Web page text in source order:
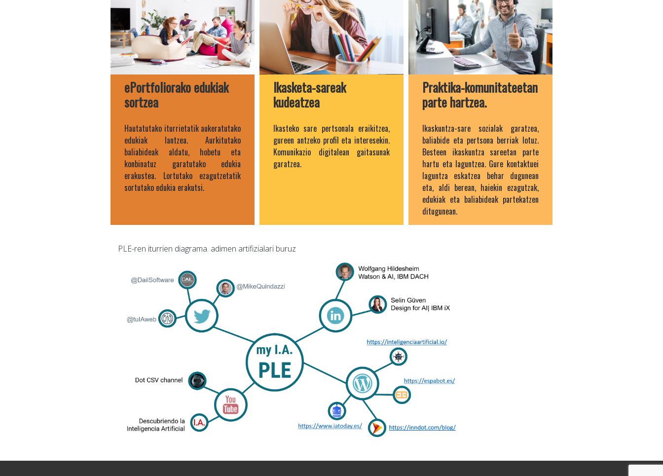
ePortfoliorako edukiak
sortzea
Hautatutako iturrietatik aukeratutako
edukiak lantzea. Aurkitutako
baliabideak aldatu, hobetu eta
konbinatuz garatutako edukia
erakustea. Lortutako ezagutzetatik
sortutako edukia erakutsi.
Ikasketa-sareak
kudeatzea
Ikasteko sare pertsonala eraikitzea,
gureen antzeko profil eta interesekin.
Komunikazio digitalean gaitasunak
garatzea.
Praktika-komunitateetan
parte hartzea.
Ikaskuntza-sare sozialak garatzea,
baliabide eta pertsona berriak lotuz.
Besteen ikaskuntza sareetan parte
hartu eta laguntzea. Gure kontaktuei
laguntza eskatzea behar dugunean
eta, aldi berean, haiekin ezagutzak,
edukiak eta baliabideak partekatzen
ditugunean.
PLE-ren iturrien diagrama. adimen artifizialari buruz